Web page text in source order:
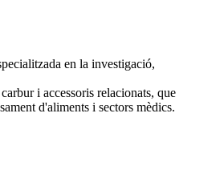
en la investigació,
i accessoris relacionats, que
d'aliments i sectors mèdics.